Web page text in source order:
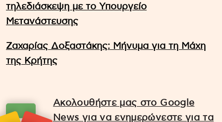
τηλεδιάσκεψη με το Υπουργείο
Μετανάστευσης
Ζαχαρίας Δοξαστάκης: Μήνυμα για τη Μάχη
της Κρήτης
Ακολουθήστε μας στο Google
News για να ενημερώνεστε για τα